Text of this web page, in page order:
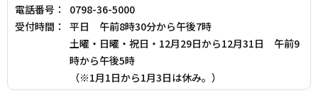
電話番号：
0798-36-5000
受付時間：
平日 午前8時30分から午後7時
土曜・日曜・祝日・12月29日から12月31日 午前9
時から午後5時
（※1月1日から1月3日は休み。）